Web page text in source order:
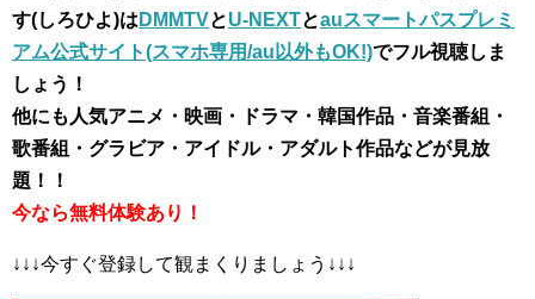
す(しろひよ)は DMMTVとU-NEXTとauスマートパスプレミ
アム公式サイト(スマホ専用/au以外もOK!)でフル視聴しま
しょう！
他にも人気アニメ・映画・ドラマ・韓国作品・音楽番組・
歌番組・グラビア・アイドル・アダルト作品などが見放
題！！
今なら無料体験あり！
↓↓↓今すぐ登録して観まくりましょう↓↓↓